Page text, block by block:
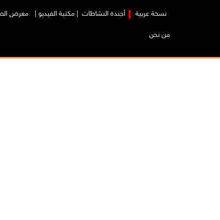
معرض مكتبة الفيديو أجندة النشاطات نسخة عربية
من نحن